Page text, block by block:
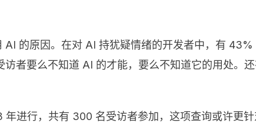
AI 的原因。在对 AI 持犹疑情绪的开发者中，有
者要么不知道 AI 的才能，要么不知道它的用处。
进行，共有 300 名受访者参加，这项查询或许更针